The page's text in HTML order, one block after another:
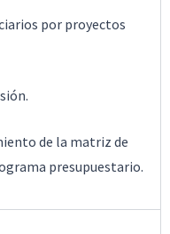
por proyectos
de la matriz de
presupuestario.